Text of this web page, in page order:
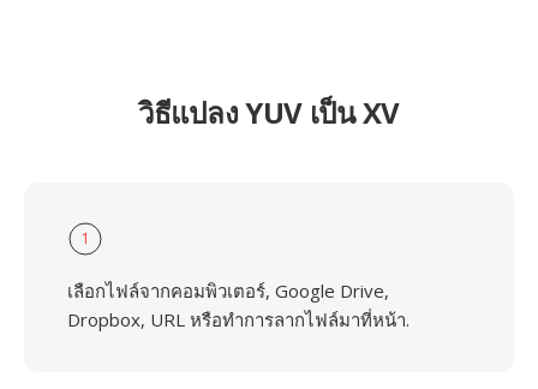
วิธีแปลง YUV เป็น XV
1
เลือกไฟล์จากคอมพิวเตอร์, Google Drive,
Dropbox, URL หรือทำการลากไฟล์มาที่หน้า.